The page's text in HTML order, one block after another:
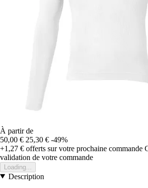
À partir de
50,00 € 25,30 € -49%
+1,27 € offerts sur votre prochaine commande
validation de votre commande
Loading...
Description